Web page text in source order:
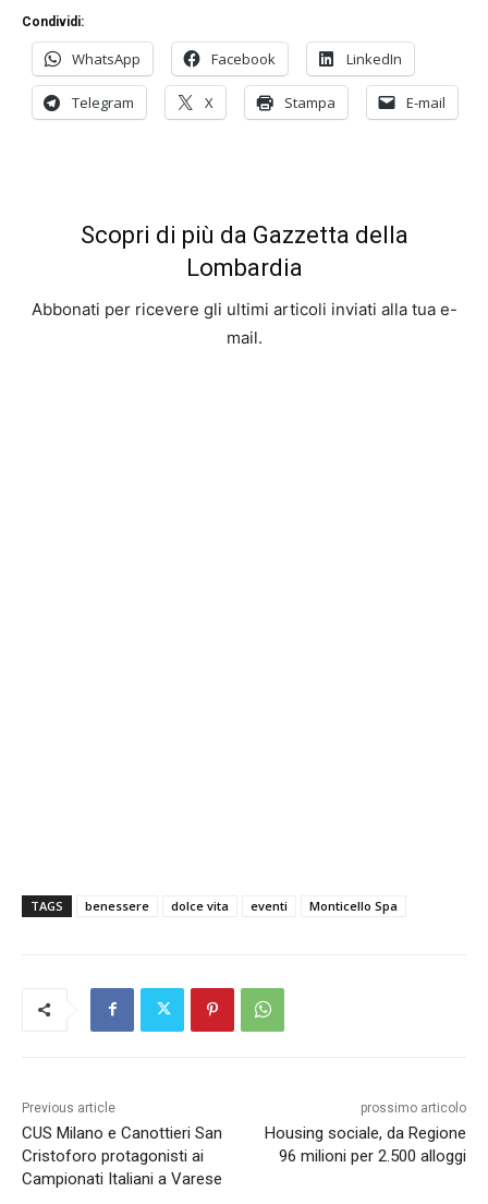
Condividi:
WhatsApp Facebook LinkedIn
Telegram X Stampa E-mail
Scopri di più da Gazzetta della
Lombardia
Abbonati per ricevere gli ultimi articoli inviati alla tua e-
mail.
TAGS benessere dolce vita eventi Monticello Spa
Previous article
CUS Milano e Canottieri San
Cristoforo protagonisti ai
Campionati Italiani a Varese
prossimo articolo
Housing sociale, da Regione
96 milioni per 2.500 alloggi